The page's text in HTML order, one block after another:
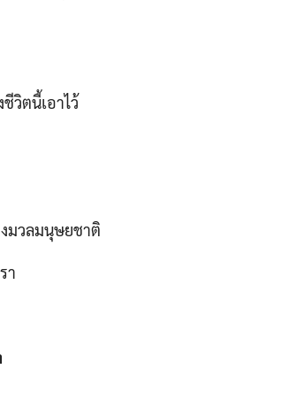
วิตนี้เอาไว้
มวลมนุษยชาติ
า